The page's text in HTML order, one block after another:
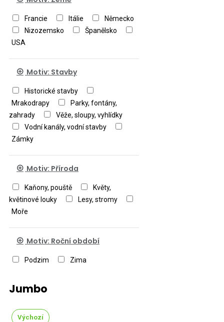
Francie Itálie
Německo
Nizozemsko
Španělsko
USA
Motiv: Stavby
Historické stavby
Mrakodrapy
Parky, fontány,
zahrady
Věže, sloupy, vyhlídky
Vodní kanály, vodní stavby
Zámky
Motiv: Příroda
Kaňony, pouště
Květy,
květinové louky
Lesy, stromy
Moře
Motiv: Roční období
Podzim Zima
Jumbo
Výchozí